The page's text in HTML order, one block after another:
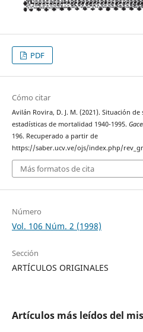
PDF
Cómo citar
Avilán Rovira, D. J. M. (2021). Situación
estadísticas de mortalidad 1940-1995.
196. Recuperado a partir de
https://saber.ucv.ve/ojs/index.php/
Más formatos de cita
Número
Vol. 106 Núm. 2 (1998)
Sección
ARTÍCULOS ORIGINALES
Artículos más leídos del